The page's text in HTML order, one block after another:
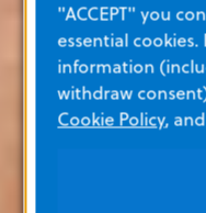
"ACCEPT" you
essential
information
withdraw
Cookie Policy,